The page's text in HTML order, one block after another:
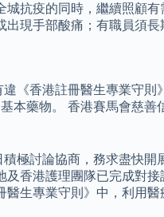
抗疫的同時，繼續照顧
現手部酸痛；有職員須長
《香港註冊醫生專業守
藥物。 香港賽馬會慈善
極討論協商，務求盡快
香港護理團隊已完成對
生專業守則》中，利用